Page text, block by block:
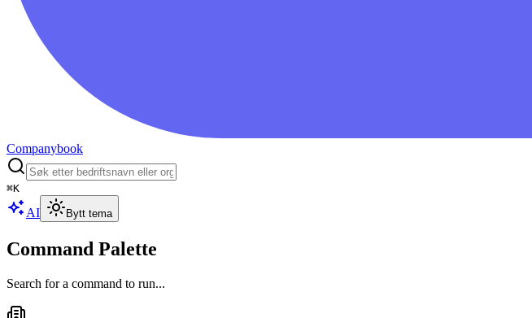
Companybook
⌘K
AI Bytt tema
Command Palette
Search for a command to run...